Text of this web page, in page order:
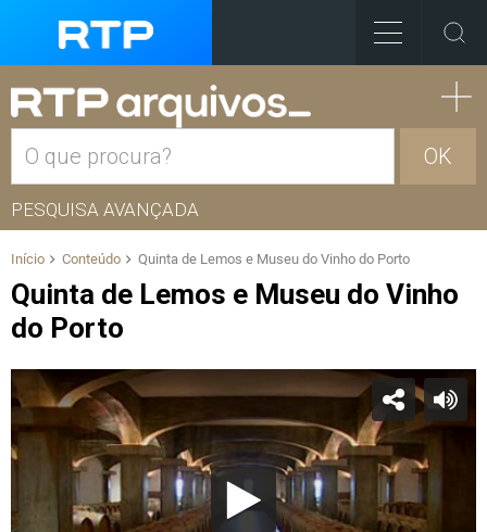
OK
PESQUISA AVANÇADA
Início Conteúdo Quinta de Lemos e Museu do Vinho do Porto
Quinta de Lemos e Museu do Vinho
do Porto